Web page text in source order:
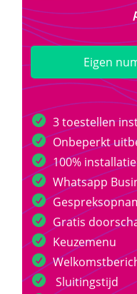
Eigen
3 toestellen
Onbeperkt
100%
Whatsapp
Gratis
Keuzemenu
Sluitingstijd